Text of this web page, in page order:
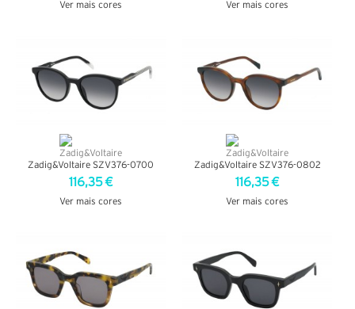
Ver mais cores Ver mais cores
Zadig&Voltaire SZV376-0700
116,35 €
Ver mais cores
Zadig&Voltaire SZV376-0802
116,35 €
Ver mais cores